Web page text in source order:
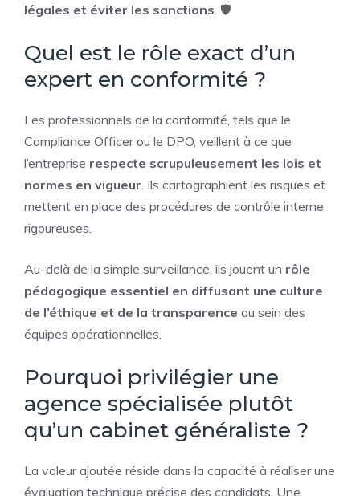
légales et éviter les sanctions . 🛡️
Quel est le rôle exact d’un
expert en conformité ?
Les professionnels de la conformité, tels que le
Compliance Officer ou le DPO, veillent à ce que
l’entreprise respecte scrupuleusement les lois et
normes en vigueur . Ils cartographient les risques et
mettent en place des procédures de contrôle interne
rigoureuses.
Au-delà de la simple surveillance, ils jouent un rôle
pédagogique essentiel en diffusant une culture
de l’éthique et de la transparence au sein des
équipes opérationnelles.
Pourquoi privilégier une
agence spécialisée plutôt
qu’un cabinet généraliste ?
La valeur ajoutée réside dans la capacité à réaliser une
évaluation technique précise des candidats. Une